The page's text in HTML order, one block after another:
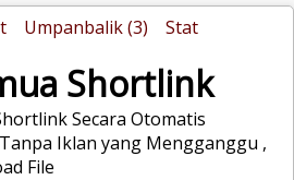
Umpanbalik (3) Stat
Shortlink
Secara Otomatis
Iklan yang Mengganggu ,
File